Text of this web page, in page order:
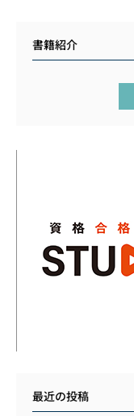
書籍紹介
最近の投稿